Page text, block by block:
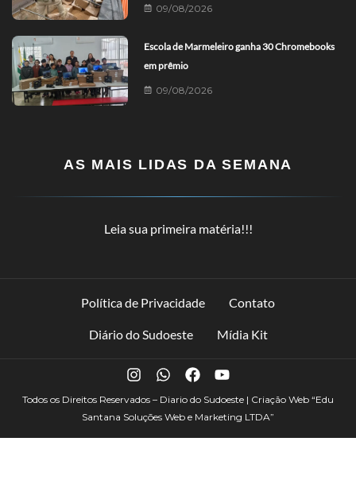
09/08/2026
Escola de Marmeleiro ganha 30 Chromebooks
em prêmio
09/08/2026
AS MAIS LIDAS DA SEMANA
Leia sua primeira matéria!!!
Política de Privacidade Contato
Diário do Sudoeste Mídia Kit
Todos os Direitos Reservados – Diario do Sudoeste | Criação Web “Edu
Santana Soluções Web e Marketing LTDA”